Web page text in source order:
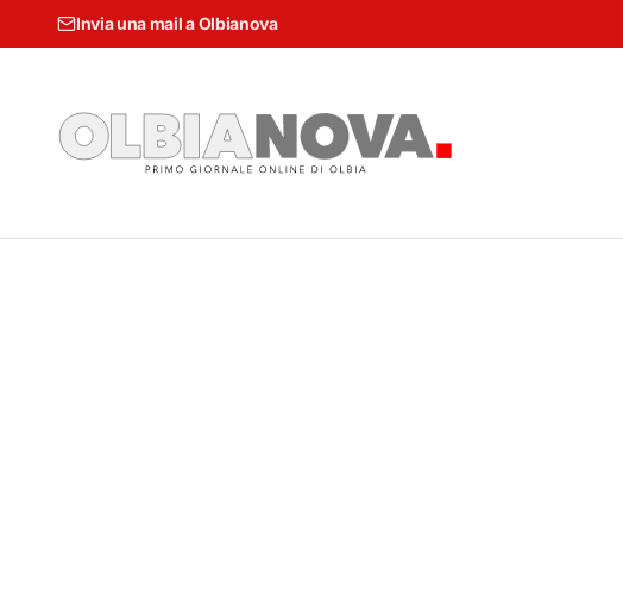
Invia una mail a Olbianova